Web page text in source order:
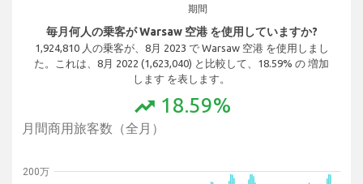
期間
毎月何人の乗客が Warsaw 空港 を使用していますか?
1,924,810 人の乗客が、8月 2023 で Warsaw 空港 を使用しまし
た。これは、8月 2022 (1,623,040) と比較して、18.59% の 増加
します を表します。
trending_up 18.59%
月間商用旅客数（全月）
200万